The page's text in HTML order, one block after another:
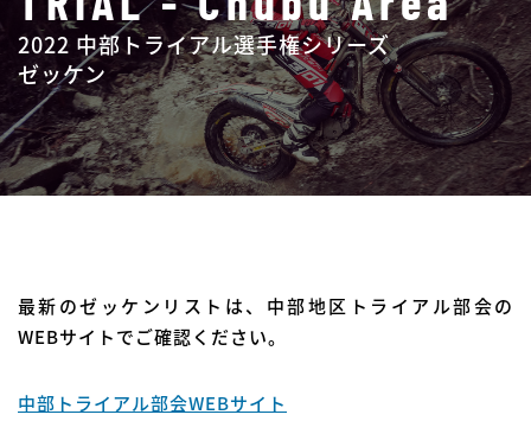
2022 中部トライアル選手権シリーズ
ゼッケン
最新のゼッケンリストは、中部地区トライアル部会の
WEBサイトでご確認ください。
中部トライアル部会WEBサイト